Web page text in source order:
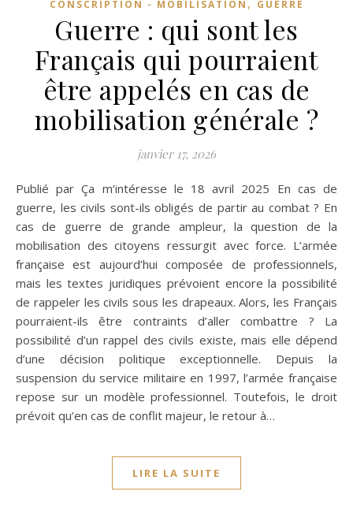
CONSCRIPTION - MOBILISATION , GUERRE
Guerre : qui sont les
Français qui pourraient
être appelés en cas de
mobilisation générale ?
janvier 17, 2026
Publié par Ça m’intéresse le 18 avril 2025 En cas de
guerre, les civils sont-ils obligés de partir au combat ? En
cas de guerre de grande ampleur, la question de la
mobilisation des citoyens ressurgit avec force. L’armée
française est aujourd’hui composée de professionnels,
mais les textes juridiques prévoient encore la possibilité
de rappeler les civils sous les drapeaux. Alors, les Français
pourraient-ils être contraints d’aller combattre ? La
possibilité d’un rappel des civils existe, mais elle dépend
d’une décision politique exceptionnelle. Depuis la
suspension du service militaire en 1997, l’armée française
repose sur un modèle professionnel. Toutefois, le droit
prévoit qu’en cas de conflit majeur, le retour à…
LIRE LA SUITE